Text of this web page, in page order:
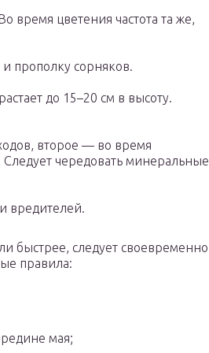
время цветения частота та же,
прополку сорняков.
до 15–20 см в высоту.
второе — во время
чередовать минеральные
вредителей.
быстрее, следует своевременно
правила:
мая;